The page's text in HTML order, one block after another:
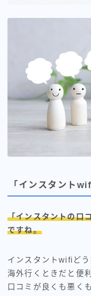
「インスタント
「インスタントの口
ですね。
インスタントwifiどう
海外行くときだと便
口コミが良くも悪く